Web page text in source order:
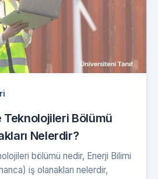
Teknolojileri Bölümü
Nelerdir?
bölümü nedir, Enerji Bilimi
iş olanakları nelerdir,